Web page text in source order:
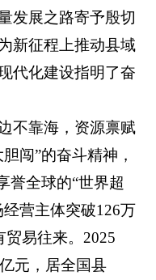
发展之路寄予殷切
新征程上推动县域
代化建设指明了奋
不靠海，资源禀赋
闯”的奋斗精神，
誉全球的“世界超
营主体突破126万
贸易往来。2025
元，居全国县